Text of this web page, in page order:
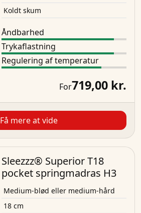
Koldt skum
Åndbarhed
Trykaflastning
Regulering af temperatur
For719,00 kr.
Få mere at vide
Sleezzz® Superior T18
pocket springmadras H3
Medium-blød eller medium-hård
18 cm